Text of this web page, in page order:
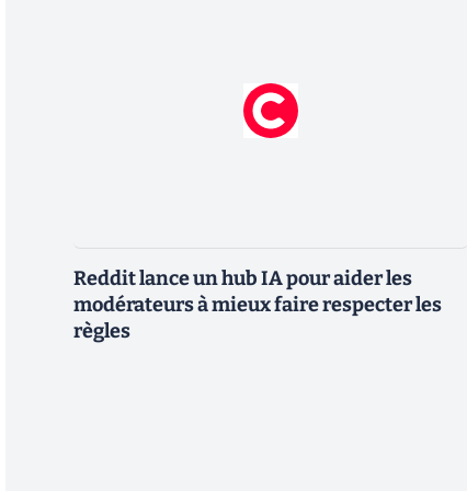
Reddit lance un hub IA pour aider les
modérateurs à mieux faire respecter les
règles